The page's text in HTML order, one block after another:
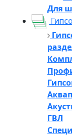
Для
ГВЛ